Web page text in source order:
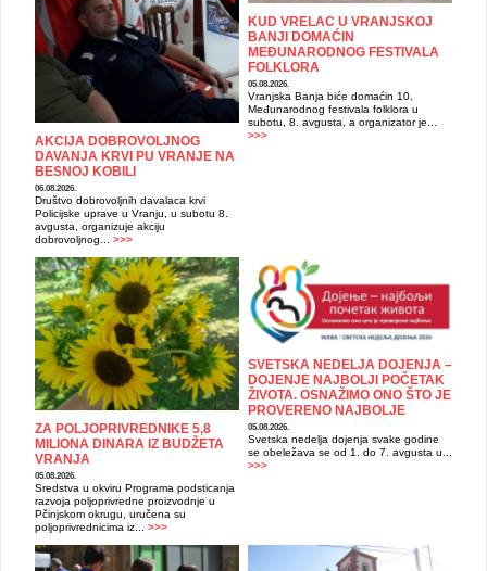
AKCIJA DOBROVOLJNOG
DAVANJA KRVI PU VRANJE NA
BESNOJ KOBILI
06.08.2026.
Društvo dobrovoljnih davalaca krvi
Policijske uprave u Vranju, u subotu 8.
avgusta, organizuje akciju
dobrovoljnog... >>>
KUD VRELAC U VRANJSKOJ
BANJI DOMAĆIN
MEĐUNARODNOG FESTIVALA
FOLKLORA
05.08.2026.
Vranjska Banja biće domaćin 10.
Međunarodnog festivala folklora u
subotu, 8. avgusta, a organizator je...
>>>
ZA POLJOPRIVREDNIKE 5,8
MILIONA DINARA IZ BUDŽETA
VRANJA
05.08.2026.
Sredstva u okviru Programa podsticanja
razvoja poljoprivredne proizvodnje u
Pčinjskom okrugu, uručena su
poljoprivrednicima iz... >>>
SVETSKA NEDELJA DOJENJA –
DOJENJE NAJBOLJI POČETAK
ŽIVOTA. OSNAŽIMO ONO ŠTO JE
PROVERENO NAJBOLJE
05.08.2026.
Svetska nedelja dojenja svake godine
se obeležava se od 1. do 7. avgusta u...
>>>